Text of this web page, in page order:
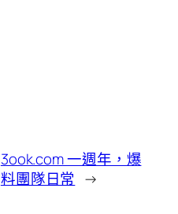
3ook.com 一週年，爆
料團隊日常 →